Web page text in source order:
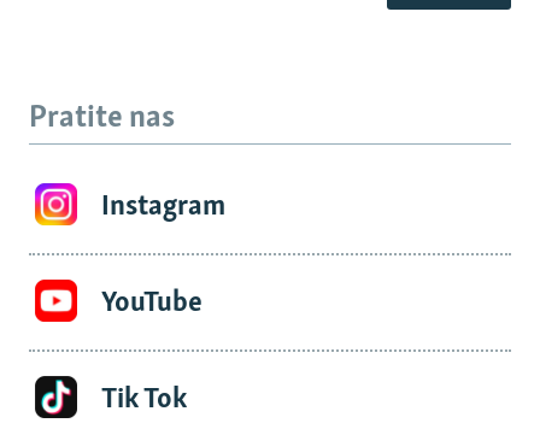
Pratite nas
Instagram
YouTube
Tik Tok